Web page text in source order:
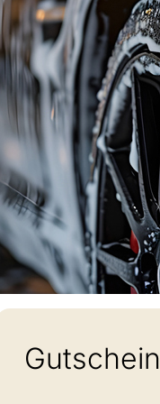
Gutschein